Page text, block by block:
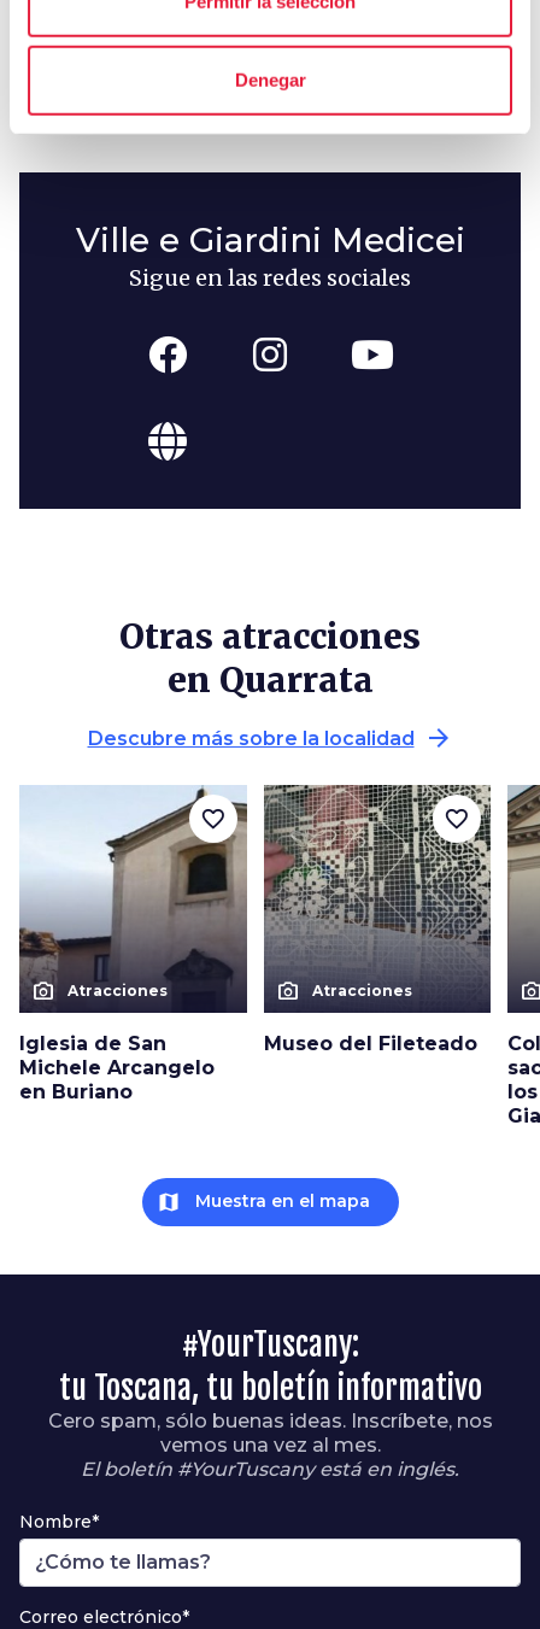
Denegar
local_library chevron_right
Ville e Giardini Medicei
Sigue en las redes sociales
Otras atracciones
en Quarrata
Descubre más sobre la localidad arrow_forward
photo_camera Atracciones
Iglesia de San
Michele Arcangelo
en Buriano
favorite_border
photo_camera Atracciones
Museo del Fileteado
favorite_border
map Muestra en el mapa
#YourTuscany:
tu Toscana, tu boletín informativo
Cero spam, sólo buenas ideas. Inscríbete, nos
vemos una vez al mes.
El boletín #YourTuscany está en inglés.
Nombre*
Correo electrónico*